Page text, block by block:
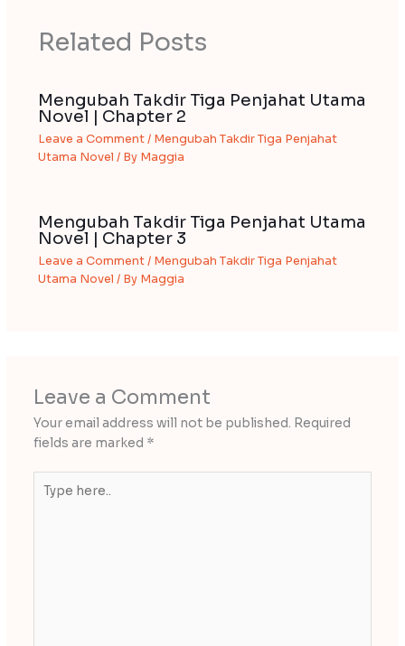
Related Posts
Mengubah Takdir Tiga Penjahat Utama
Novel | Chapter 2
Leave a Comment / Mengubah Takdir Tiga Penjahat
Utama Novel / By Maggia
Mengubah Takdir Tiga Penjahat Utama
Novel | Chapter 3
Leave a Comment / Mengubah Takdir Tiga Penjahat
Utama Novel / By Maggia
Leave a Comment
Your email address will not be published. Required
fields are marked *
here..